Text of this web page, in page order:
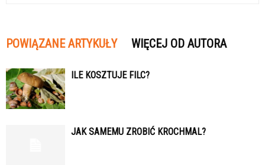
POWIĄZANE ARTYKUŁY WIĘCEJ OD AUTORA
ILE KOSZTUJE FILC?
JAK SAMEMU ZROBIĆ KROCHMAL?